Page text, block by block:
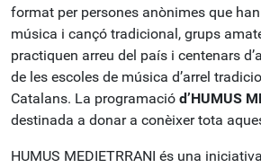
format per persones anònimes que
música i cançó tradicional, grups
practiquen arreu del país i centenars
de les escoles de música d’arrel
Catalans. La programació d’HUMUS
destinada a donar a conèixer tota
HUMUS MEDIETRRANI és una